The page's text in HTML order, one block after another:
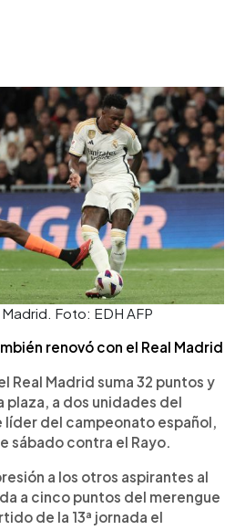
Foto: EDH AFP
renovó con el Real Madrid
Real Madrid suma 32 puntos y
plaza, a dos unidades del
líder del campeonato español,
sábado contra el Rayo.
a los otros aspirantes al
a cinco puntos del merengue
de la 13ª jornada el